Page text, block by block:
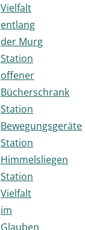
Vielfalt
entlang
der Murg
Station
offener
Bücherschrank
Station
Bewegungsgeräte
Station
Himmelsliegen
Station
Vielfalt
im
Glauben